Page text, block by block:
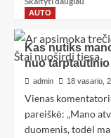
AUTO
Kas nutiks
nuo
admin 18 vasario,
Vienas
pareiškė: „Mano
duomenis, todėl